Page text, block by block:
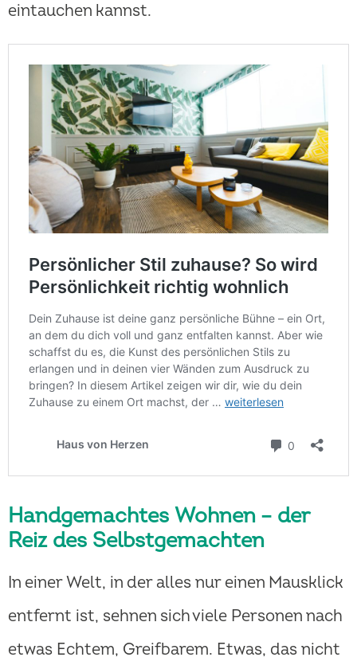
eintauchen kannst.
Handgemachtes Wohnen – der
Reiz des Selbstgemachten
In einer Welt, in der alles nur einen Mausklick
entfernt ist, sehnen sich viele Personen nach
etwas Echtem, Greifbarem. Etwas, das nicht